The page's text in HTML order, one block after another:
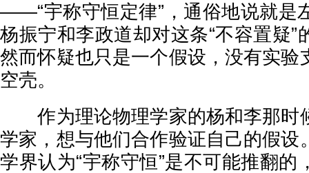
——“宇称守恒定律”，通俗地说就是
杨振宁和李政道却对这条“不容置疑”
然而怀疑也只是一个假设，没有实验
空壳。
作为理论物理学家的杨和李那时
学家，想与他们合作验证自己的假设
学界认为“宇称守恒”是不可能推翻的